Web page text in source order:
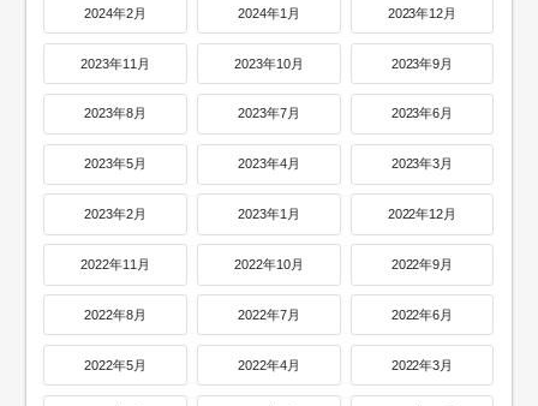
2024年2月 2024年1月 2023年12月
2023年11月 2023年10月 2023年9月
2023年8月 2023年7月 2023年6月
2023年5月 2023年4月 2023年3月
2023年2月 2023年1月 2022年12月
2022年11月 2022年10月 2022年9月
2022年8月 2022年7月 2022年6月
2022年5月 2022年4月 2022年3月